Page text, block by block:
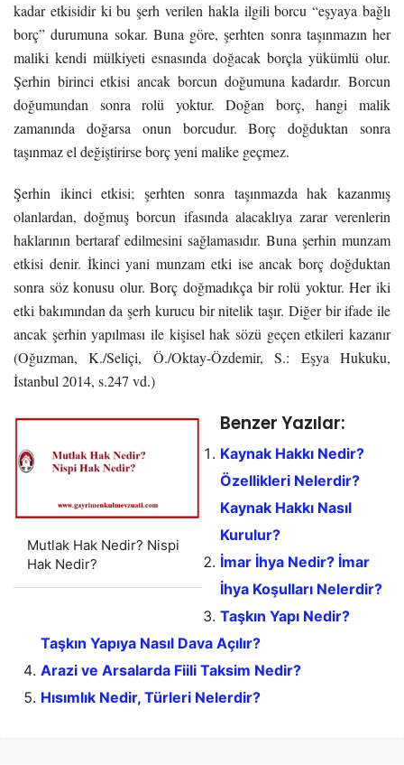
kadar etkisidir ki bu şerh verilen hakla ilgili borcu “eşyaya bağlı
borç” durumuna sokar. Buna göre, şerhten sonra taşınmazın her
maliki kendi mülkiyeti esnasında doğacak borçla yükümlü olur.
Şerhin birinci etkisi ancak borcun doğumuna kadardır. Borcun
doğumundan sonra rolü yoktur. Doğan borç, hangi malik
zamanında doğarsa onun borcudur. Borç doğduktan sonra
taşınmaz el değiştirirse borç yeni malike geçmez.
Şerhin ikinci etkisi; şerhten sonra taşınmazda hak kazanmış
olanlardan, doğmuş borcun ifasında alacaklıya zarar verenlerin
haklarının bertaraf edilmesini sağlamasıdır. Buna şerhin munzam
etkisi denir. İkinci yani munzam etki ise ancak borç doğduktan
sonra söz konusu olur. Borç doğmadıkça bir rolü yoktur. Her iki
etki bakımından da şerh kurucu bir nitelik taşır. Diğer bir ifade ile
ancak şerhin yapılması ile kişisel hak sözü geçen etkileri kazanır
(Oğuzman, K./Seliçi, Ö./Oktay-Özdemir, S.: Eşya Hukuku,
İstanbul 2014, s.247 vd.)
Mutlak Hak Nedir? Nispi
Hak Nedir?
Benzer Yazılar:
Kaynak Hakkı Nedir?
Özellikleri Nelerdir?
Kaynak Hakkı Nasıl
Kurulur?
İmar İhya Nedir? İmar
İhya Koşulları Nelerdir?
Taşkın Yapı Nedir?
Taşkın Yapıya Nasıl Dava Açılır?
Arazi ve Arsalarda Fiili Taksim Nedir?
Hısımlık Nedir, Türleri Nelerdir?